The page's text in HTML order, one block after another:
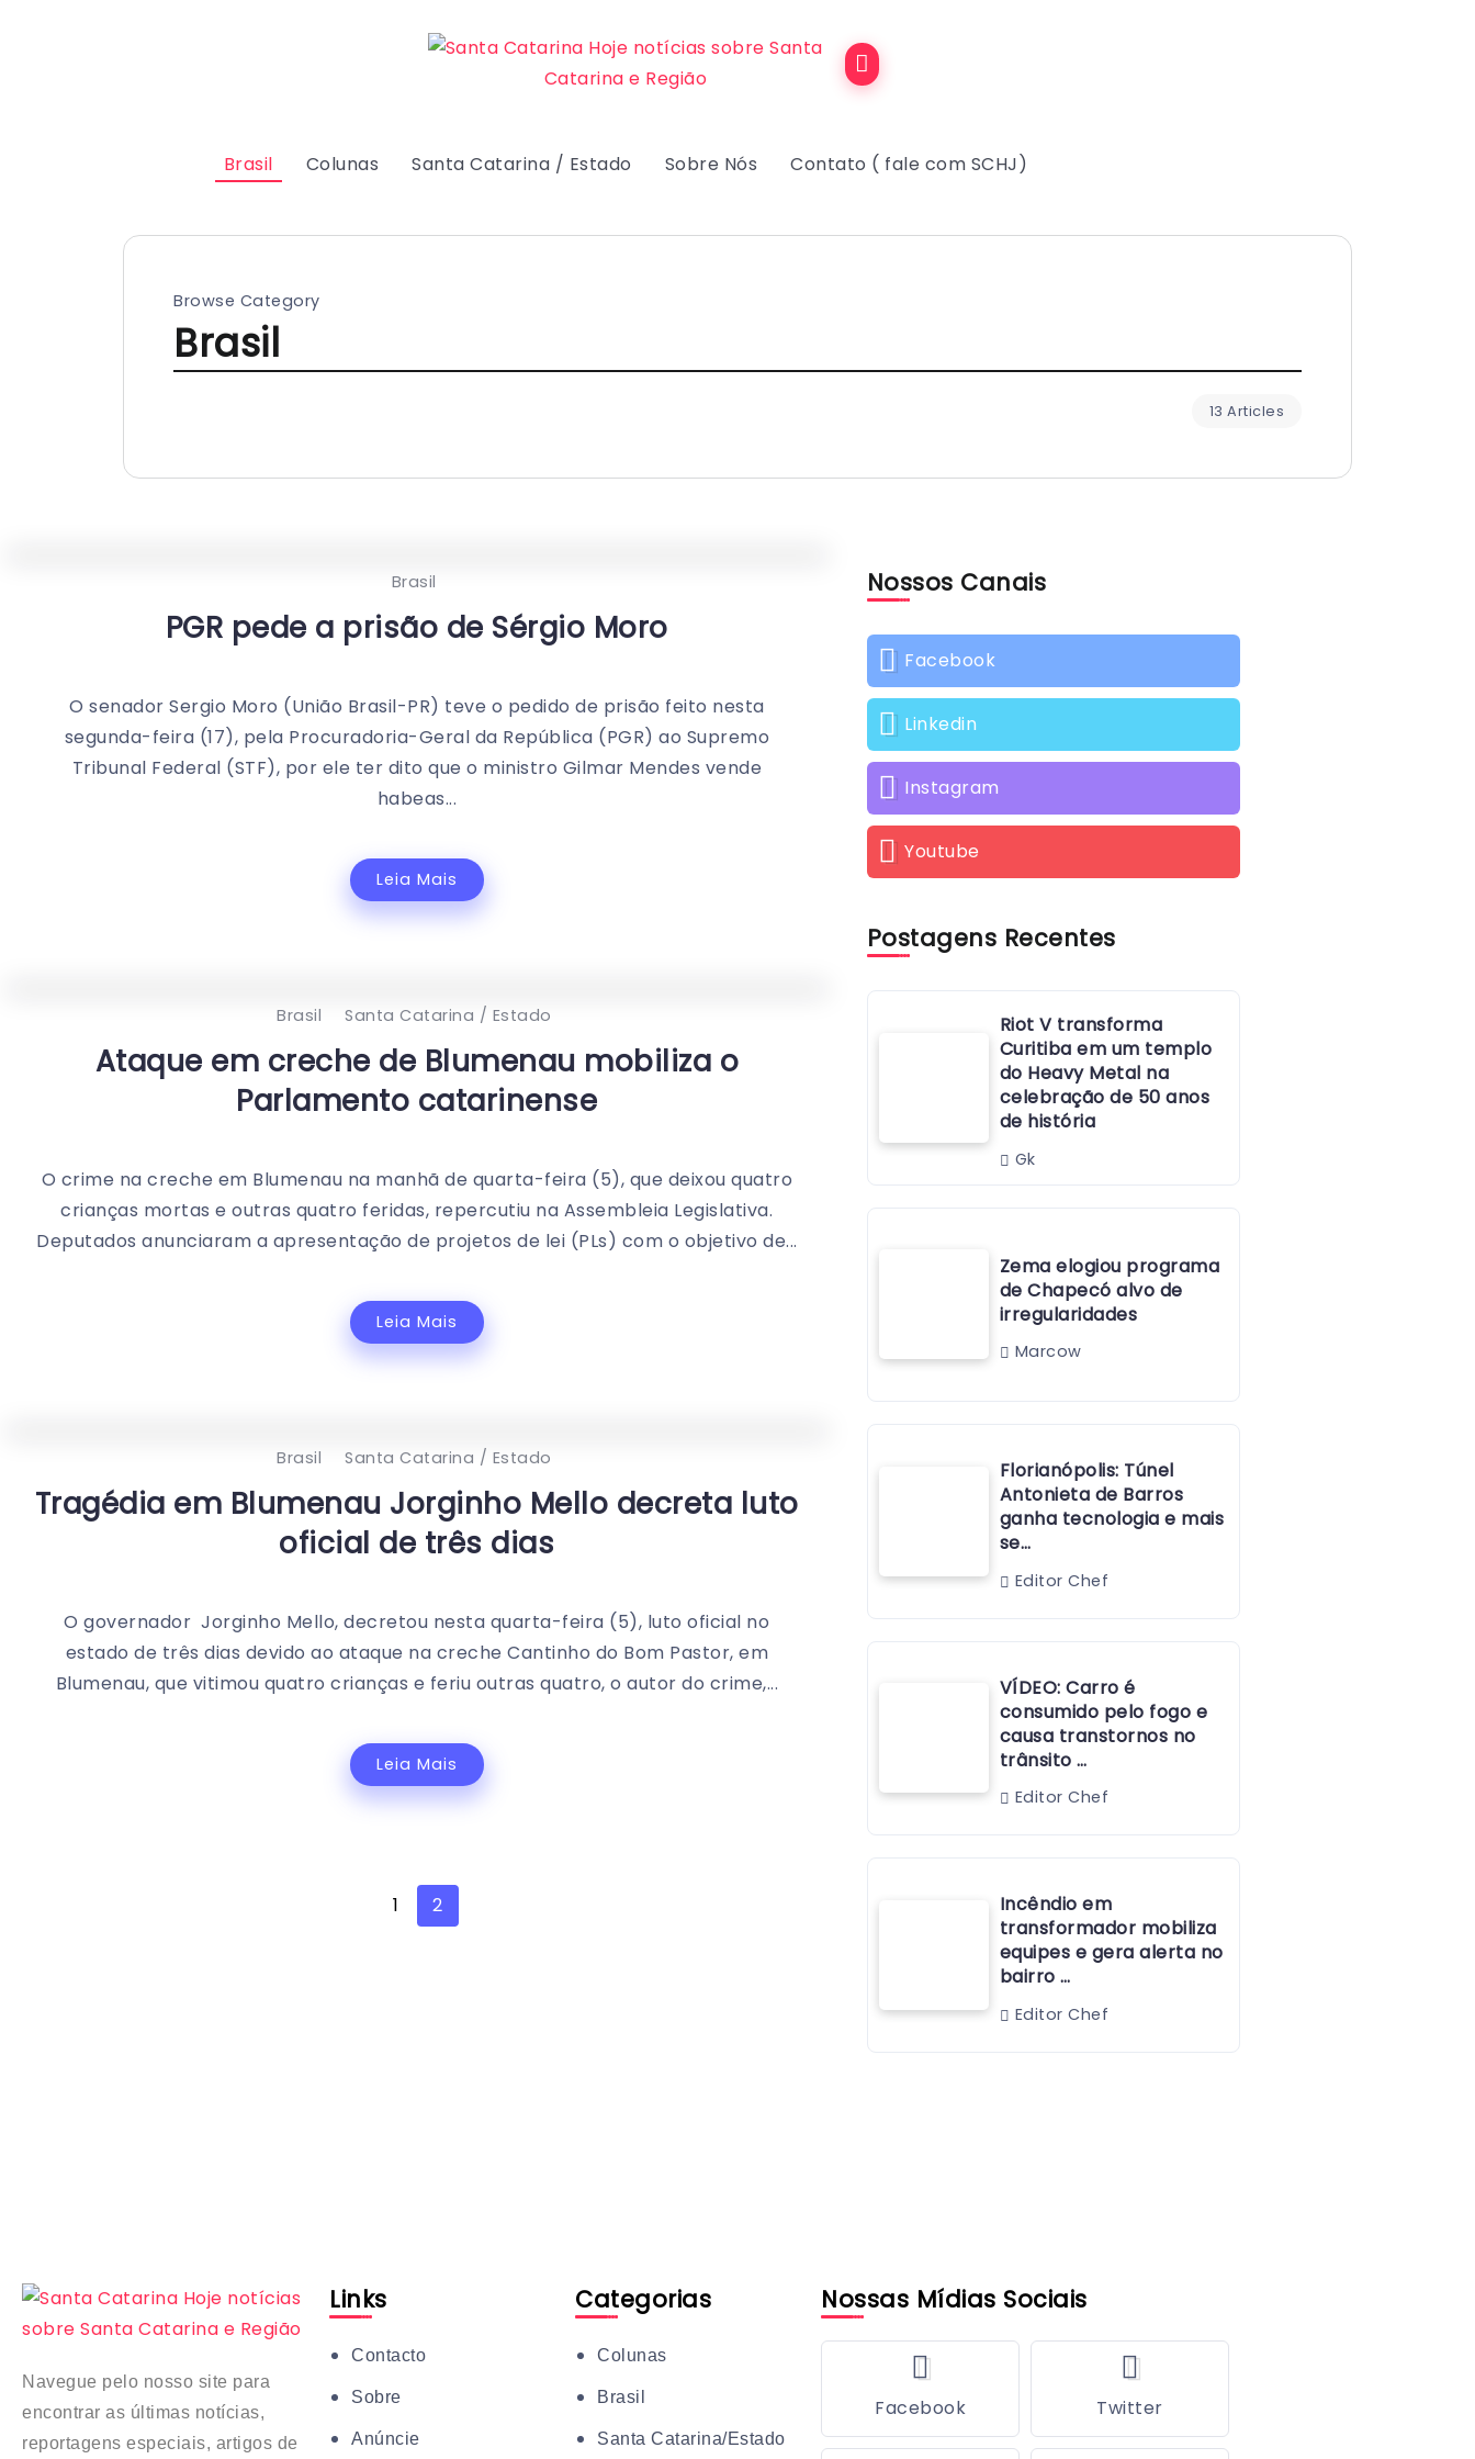
Brasil Colunas Santa Catarina / Estado Sobre Nós Contato ( fale com SCHJ)
Browse Category
Brasil
13 Articles
Brasil
PGR pede a prisão de Sérgio Moro
O senador Sergio Moro (União Brasil-PR) teve o pedido de prisão feito nesta
segunda-feira (17), pela Procuradoria-Geral da República (PGR) ao Supremo
Tribunal Federal (STF), por ele ter dito que o ministro Gilmar Mendes vende
habeas...
Leia Mais
Brasil Santa Catarina / Estado
Ataque em creche de Blumenau mobiliza o
Parlamento catarinense
O crime na creche em Blumenau na manhã de quarta-feira (5), que deixou quatro
crianças mortas e outras quatro feridas, repercutiu na Assembleia Legislativa.
Deputados anunciaram a apresentação de projetos de lei (PLs) com o objetivo de...
Leia Mais
Brasil Santa Catarina / Estado
Tragédia em Blumenau Jorginho Mello decreta luto
oficial de três dias
O governador Jorginho Mello, decretou nesta quarta-feira (5), luto oficial no
estado de três dias devido ao ataque na creche Cantinho do Bom Pastor, em
Blumenau, que vitimou quatro crianças e feriu outras quatro, o autor do crime,...
Leia Mais
1 2
Nossos Canais
Facebook
Linkedin
Instagram
Youtube
Postagens Recentes
Riot V transforma
Curitiba em um templo
do Heavy Metal na
celebração de 50 anos
de história
Gk
Zema elogiou programa
de Chapecó alvo de
irregularidades
Marcow
Florianópolis: Túnel
Antonieta de Barros
ganha tecnologia e mais
se…
Editor Chef
VÍDEO: Carro é
consumido pelo fogo e
causa transtornos no
trânsito …
Editor Chef
Incêndio em
transformador mobiliza
equipes e gera alerta no
bairro …
Editor Chef
Navegue pelo nosso site para
encontrar as últimas notícias,
reportagens especiais, artigos de
Links
Contacto
Sobre
Anúncie
Categorias
Colunas
Brasil
Santa Catarina/Estado
Nossas Mídias Sociais
Facebook Twitter